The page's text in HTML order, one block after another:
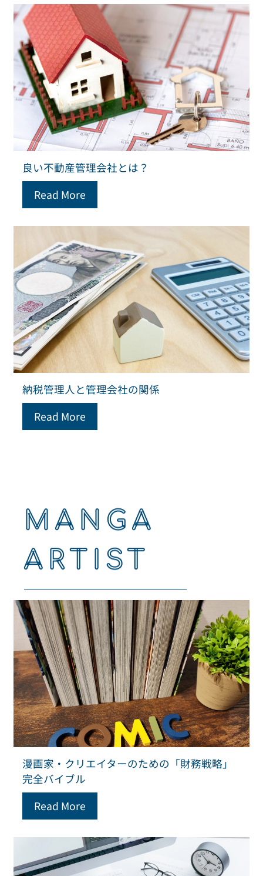
良い不動産管理会社とは？
Read More
納税管理人と管理会社の関係
Read More
MANGA
ARTIST
漫画家・クリエイターのための「財務戦略」
完全バイブル
Read More